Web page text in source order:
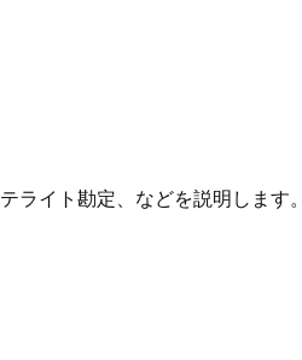
ライト勘定、などを説明します